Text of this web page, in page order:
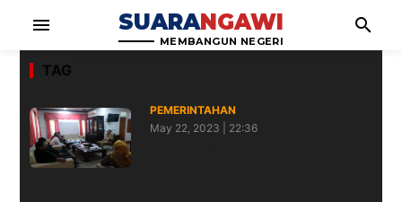
menu SUARANGAWI
MEMBANGUN NEGERI
search
TAG
PEMERINTAHAN
May 22, 2023 | 22:36